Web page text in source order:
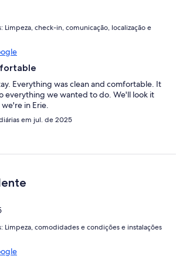
Limpeza, check-in, comunicação, localização e
Everything was clean and comfortable. It
everything we wanted to do. We'll look it
in Erie.
em jul. de 2025
Limpeza, comodidades e condições e instalações